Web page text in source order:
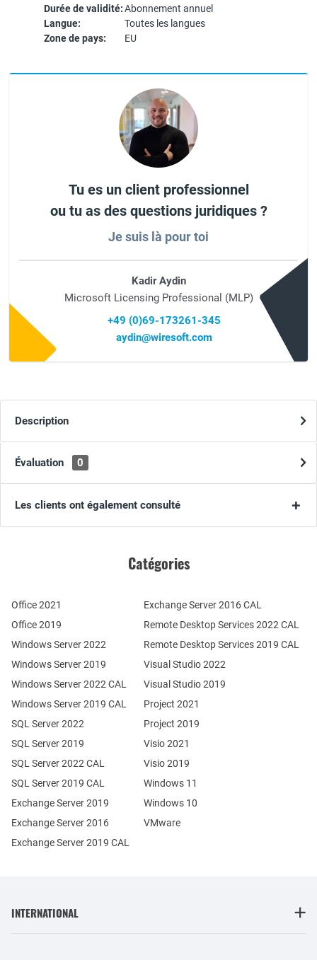
Durée de validité:Abonnement annuel
Langue:
Toutes les langues
Zone de pays:
EU
Tu es un client professionnel
ou tu as des questions juridiques ?
Je suis là pour toi
Kadir Aydin
Microsoft Licensing Professional (MLP)
+49 (0)69-173261-345
aydin@wiresoft.com
Description
Évaluation 0
Les clients ont également consulté
Catégories
Office 2021
Office 2019
Windows Server 2022
Windows Server 2019
Exchange Server 2019
Exchange Server 2016
SQL Server 2022
SQL Server 2019
Windows Server 2022 CAL
Windows Server 2019 CAL
SQL Server 2022 CAL
SQL Server 2019 CAL
Remote Desktop Services 2022 CAL
Remote Desktop Services 2019 CAL
Exchange Server 2019 CAL
Exchange Server 2016 CAL
Visual Studio 2022
Visual Studio 2019
Project 2021
Project 2019
Visio 2021
Visio 2019
Windows 11
Windows 10
VMware
INTERNATIONAL